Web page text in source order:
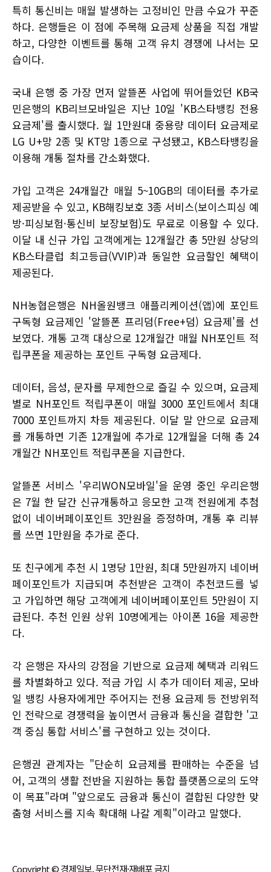
특히 통신비는 매월 발생하는 고정비인 만큼 수요가 꾸준
하다. 은행들은 이 점에 주목해 요금제 상품을 직접 개발
하고, 다양한 이벤트를 통해 고객 유치 경쟁에 나서는 모
습이다.
국내 은행 중 가장 먼저 알뜰폰 사업에 뛰어들었던 KB국
민은행의 KB리브모바일은 지난 10일 'KB스타뱅킹 전용
요금제'를 출시했다. 월 1만원대 중용량 데이터 요금제로
LG U+망 2종 및 KT망 1종으로 구성됐고, KB스타뱅킹을
이용해 개통 절차를 간소화했다.
가입 고객은 24개월간 매월 5~10GB의 데이터를 추가로
제공받을 수 있고, KB해킹보호 3종 서비스(보이스피싱 예
방·피싱보험·통신비 보장보험)도 무료로 이용할 수 있다.
이달 내 신규 가입 고객에게는 12개월간 총 5만원 상당의
KB스타클럽 최고등급(VVIP)과 동일한 요금할인 혜택이
제공된다.
NH농협은행은 NH올원뱅크 애플리케이션(앱)에 포인트
구독형 요금제인 '알뜰폰 프리덤(Free+덤) 요금제'를 선
보였다. 개통 고객 대상으로 12개월간 매월 NH포인트 적
립쿠폰을 제공하는 포인트 구독형 요금제다.
데이터, 음성, 문자를 무제한으로 즐길 수 있으며, 요금제
별로 NH포인트 적립쿠폰이 매월 3000 포인트에서 최대
7000 포인트까지 차등 제공된다. 이달 말 안으로 요금제
를 개통하면 기존 12개월에 추가로 12개월을 더해 총 24
개월간 NH포인트 적립쿠폰을 지급한다.
알뜰폰 서비스 '우리WON모바일'을 운영 중인 우리은행
은 7월 한 달간 신규개통하고 응모한 고객 전원에게 추첨
없이 네이버페이포인트 3만원을 증정하며, 개통 후 리뷰
를 쓰면 1만원을 추가로 준다.
또 친구에게 추천 시 1명당 1만원, 최대 5만원까지 네이버
페이포인트가 지급되며 추천받은 고객이 추천코드를 넣
고 가입하면 해당 고객에게 네이버페이포인트 5만원이 지
급된다. 추천 인원 상위 10명에게는 아이폰 16을 제공한
다.
각 은행은 자사의 강점을 기반으로 요금제 혜택과 리워드
를 차별화하고 있다. 적금 가입 시 추가 데이터 제공, 모바
일 뱅킹 사용자에게만 주어지는 전용 요금제 등 전방위적
인 전략으로 경쟁력을 높이면서 금융과 통신을 결합한 '고
객 중심 통합 서비스'를 구현하고 있는 것이다.
은행권 관계자는 "단순히 요금제를 판매하는 수준을 넘
어, 고객의 생활 전반을 지원하는 통합 플랫폼으로의 도약
이 목표"라며 "앞으로도 금융과 통신이 결합된 다양한 맞
춤형 서비스를 지속 확대해 나갈 계획"이라고 말했다.
Copyright © 경제일보, 무단전재·재배포 금지